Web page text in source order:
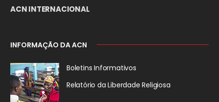
ACN INTERNACIONAL
INFORMAÇÃO DA ACN
Boletins Informativos
Relatório da Liberdade Religiosa